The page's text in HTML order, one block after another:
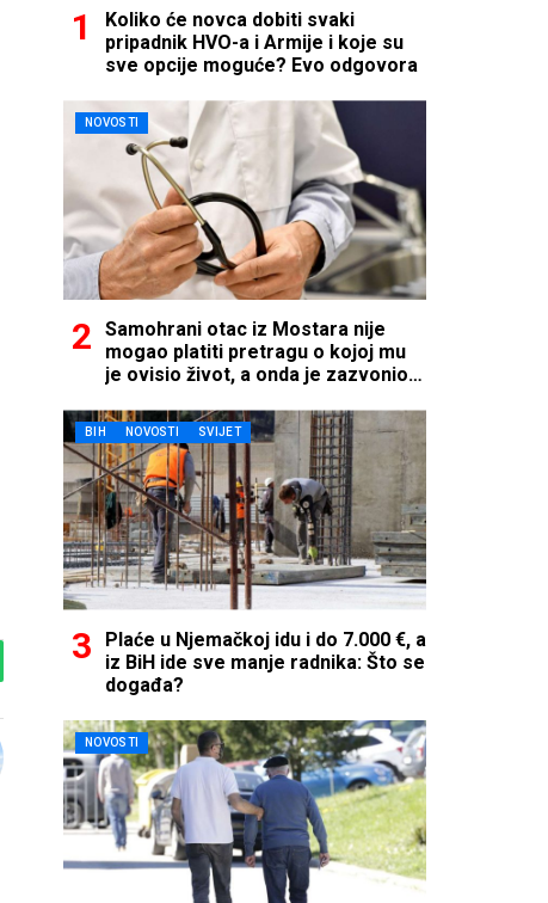
Koliko će novca dobiti svaki
pripadnik HVO-a i Armije i koje su
sve opcije moguće? Evo odgovora
NOVOSTI
Samohrani otac iz Mostara nije
mogao platiti pretragu o kojoj mu
je ovisio život, a onda je zazvonio
BIH NOVOSTI SVIJET
Plaće u Njemačkoj idu i do 7.000 €, a
iz BiH ide sve manje radnika: Što se
događa?
NOVOSTI